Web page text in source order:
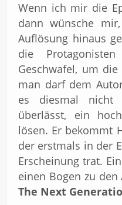
Wenn ich mir die
dann wünsche
Auflösung hinaus
die
Geschwafel, um
man darf dem
es diesmal nicht
überlässt, ein
lösen. Er bekommt
der erstmals in der
Erscheinung trat.
einen Bogen zu den
The Next